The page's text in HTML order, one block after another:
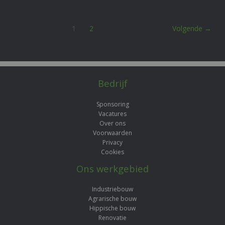
1 2 Volgende →
Bedrijf
Sponsoring
Vacatures
Over ons
Voorwaarden
Privacy
Cookies
Ons werkgebied
Industriebouw
Agrarische bouw
Hippische bouw
Renovatie